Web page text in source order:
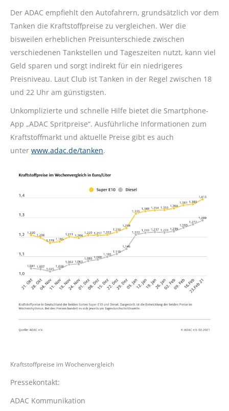
Der ADAC empfiehlt den Autofahrern, grundsätzlich vor dem
Tanken die Kraftstoffpreise zu vergleichen. Wer die
bisweilen erheblichen Preisunterschiede zwischen
verschiedenen Tankstellen und Tageszeiten nutzt, kann viel
Geld sparen und sorgt indirekt für ein niedrigeres
Preisniveau. Laut Club ist Tanken in der Regel zwischen 18
und 22 Uhr am günstigsten.
Unkomplizierte und schnelle Hilfe bietet die Smartphone-
App „ADAC Spritpreise“. Ausführliche Informationen zum
Kraftstoffmarkt und aktuelle Preise gibt es auch
unter www.adac.de/tanken.
Kraftstoffpreise im Wochenvergleich
Pressekontakt:
ADAC Kommunikation